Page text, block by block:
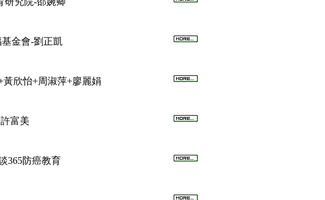
基金會-劉正凱
黃欣怡+周淑萍+廖麗娟
富美
365防癌教育